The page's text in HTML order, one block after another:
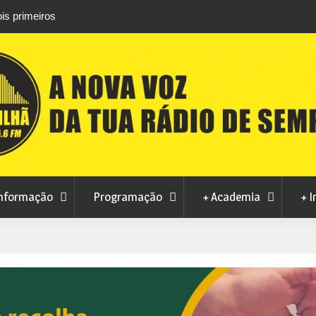
primeiros
conquistam três títulos europeus de Brazilian
Programação + Academia +